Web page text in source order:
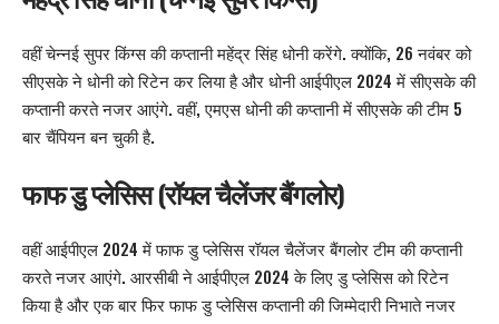
वहीं चेन्नई सुपर किंग्स की कप्तानी महेंद्र सिंह धोनी करेंगे. क्योंकि, 26 नवंबर को
सीएसके ने धोनी को रिटेन कर लिया है और धोनी आईपीएल 2024 में सीएसके की
कप्तानी करते नजर आएंगे. वहीं, एमएस धोनी की कप्तानी में सीएसके की टीम 5
बार चैंपियन बन चुकी है.
फाफ डु प्लेसिस (रॉयल चैलेंजर बैंगलोर)
वहीं आईपीएल 2024 में फाफ डु प्लेसिस रॉयल चैलेंजर बैंगलोर टीम की कप्तानी
करते नजर आएंगे. आरसीबी ने आईपीएल 2024 के लिए डु प्लेसिस को रिटेन
किया है और एक बार फिर फाफ डु प्लेसिस कप्तानी की जिम्मेदारी निभाते नजर